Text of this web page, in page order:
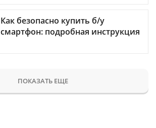
Как безопасно купить б/у
смартфон: подробная инструкция
ПОКАЗАТЬ ЕЩЕ